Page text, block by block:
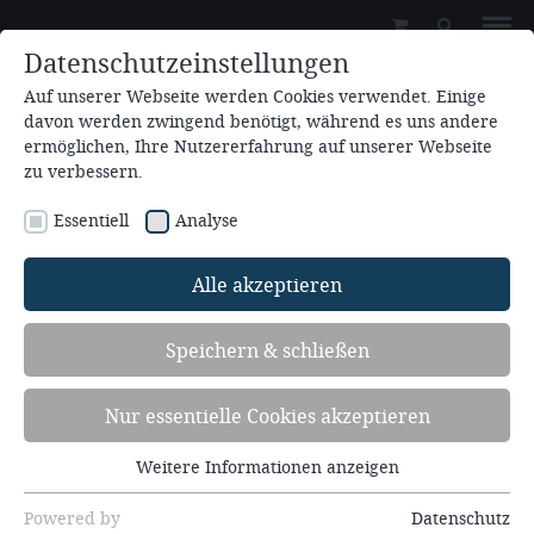
Besondere Einladung
15.08.2026 - 23.08.2026
Familienfreizeit (6.FF26)
Stefan Trunk, Rüdiger Gunzelmann,
Hedwig Gunzelmann, Mirjam Thimig
Datenschutzeinstellungen
Auf unserer Webseite werden Cookies verwendet. Einige
davon werden zwingend benötigt, während es uns andere
ermöglichen, Ihre Nutzererfahrung auf unserer Webseite
zu verbessern.
Essentiell Analyse
Alle akzeptieren
Speichern & schließen
Nur essentielle Cookies akzeptieren
Essentielle Cookies werden für grundlegende
Weitere Informationen anzeigen
Powered by
Datenschutz